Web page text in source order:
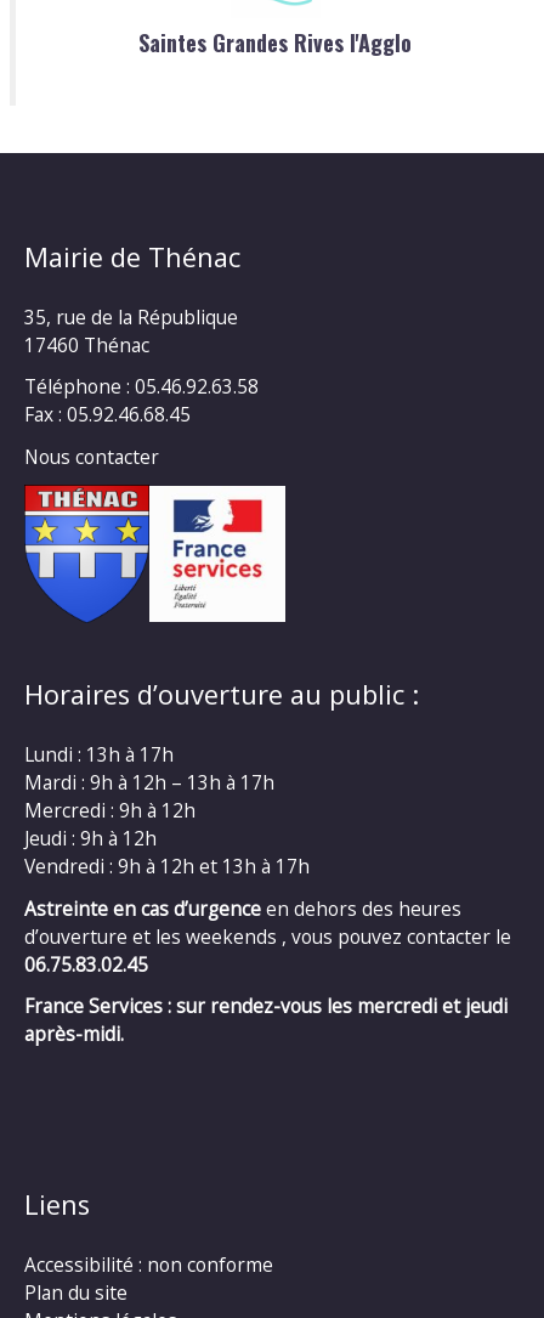
Saintes Grandes Rives l'Agglo
Mairie de Thénac
35, rue de la République
17460 Thénac
Téléphone : 05.46.92.63.58
Fax : 05.92.46.68.45
Nous contacter
Horaires d’ouverture au public :
Lundi : 13h à 17h
Mardi : 9h à 12h – 13h à 17h
Mercredi : 9h à 12h
Jeudi : 9h à 12h
Vendredi : 9h à 12h et 13h à 17h
Astreinte en cas d’urgenceen dehors des heures
d’ouverture et les weekends , vous pouvez contacter le
06.75.83.02.45
France Services : sur rendez-vous les mercredi et jeudi
après-midi.
Liens
Accessibilité : non conforme
Plan du site